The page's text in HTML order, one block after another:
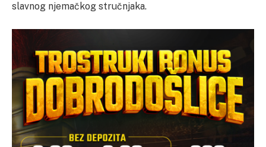
slavnog njemačkog stručnjaka.